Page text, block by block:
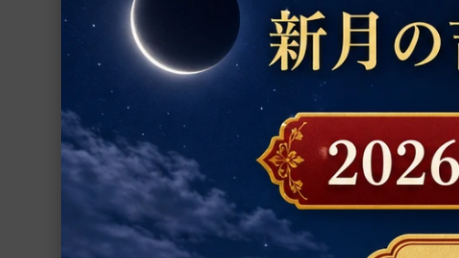
ディープリラクゼーショ
寝たまんまヨガで簡単瞑想
執筆・ナレーション：今
ーティスト) , 音楽：Ty
ホー）(メインアーティス
ジオ・ヨギー(メインアー
元：株式会社ロハスインタ
(メインアーティスト)
置物
お香
プージャー用品
プージャー・サービス